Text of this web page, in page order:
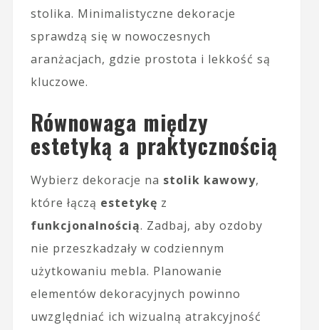
stolika. Minimalistyczne dekoracje
sprawdzą się w nowoczesnych
aranżacjach, gdzie prostota i lekkość są
kluczowe.
Równowaga między
estetyką a praktycznością
Wybierz dekoracje na stolik kawowy,
które łączą estetykę z
funkcjonalnością. Zadbaj, aby ozdoby
nie przeszkadzały w codziennym
użytkowaniu mebla. Planowanie
elementów dekoracyjnych powinno
uwzględniać ich wizualną atrakcyjność